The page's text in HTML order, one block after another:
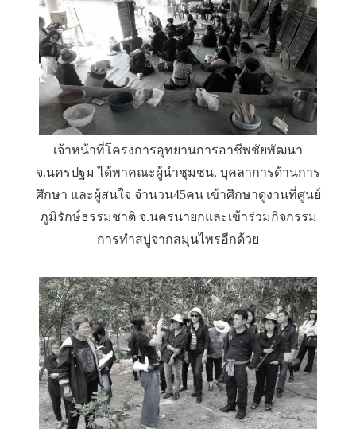
เจ้าหน้าที่โครงการอุทยานการอาชีพชัยพัฒนา
จ.นครปฐม ได้พาคณะผู้นำชุมชน, บุคลาการด้านการ
ศึกษา และผู้สนใจ จำนวน45คน เข้าศึกษาดูงานที่ศูนย์
ภูมิรักษ์ธรรมชาติ จ.นครนายกและเข้าร่วมกิจกรรม
การทำสบู่จากสมุนไพรอีกด้วย